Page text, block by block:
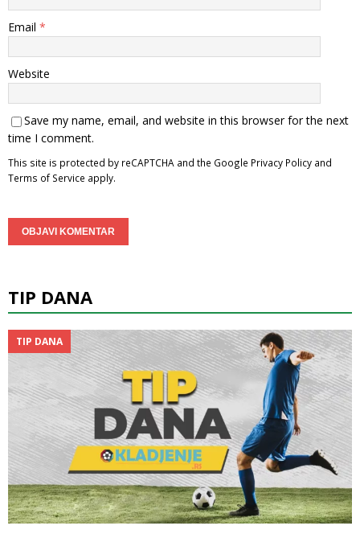
Email *
Website
Save my name, email, and website in this browser for the next
time I comment.
This site is protected by reCAPTCHA and the Google Privacy Policy and
Terms of Service apply.
TIP DANA
TIP DANA